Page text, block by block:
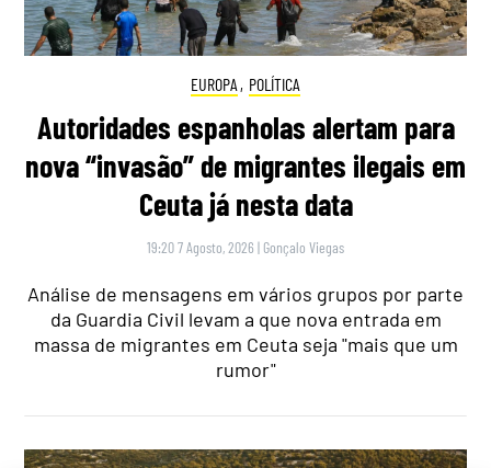
EUROPA , POLÍTICA
Autoridades espanholas alertam para
nova “invasão” de migrantes ilegais em
Ceuta já nesta data
19:20 7 Agosto, 2026 | Gonçalo Viegas
Análise de mensagens em vários grupos por parte
da Guardia Civil levam a que nova entrada em
massa de migrantes em Ceuta seja "mais que um
rumor"